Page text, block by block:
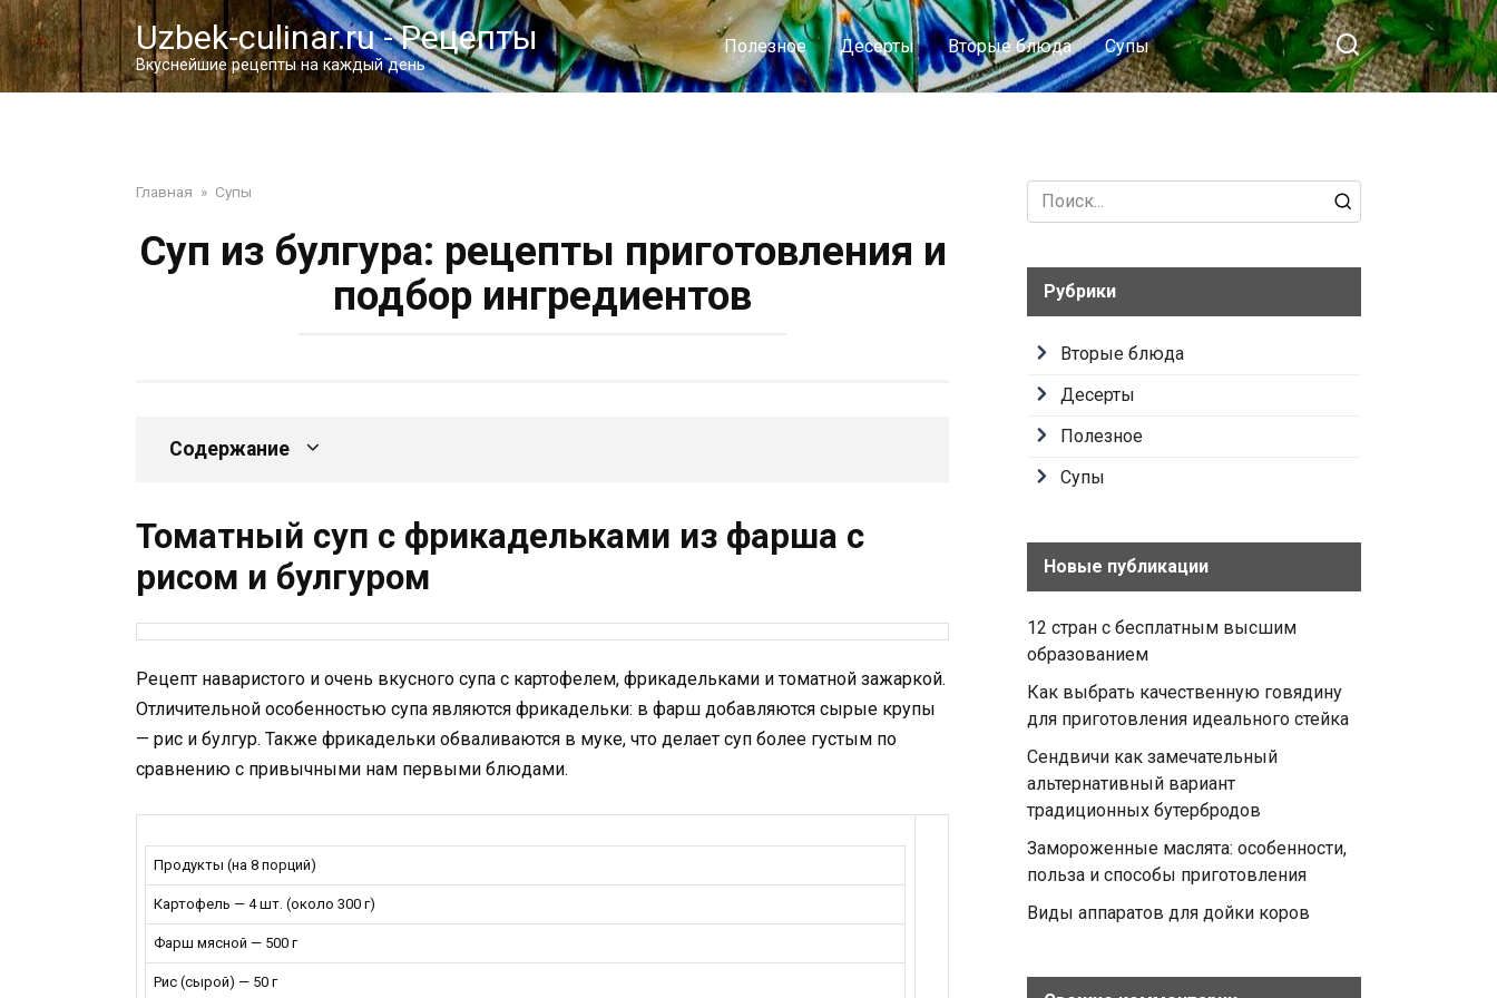
Перейти
к
контенту
Uzbek-culinar.ru - Рецепты
Вкуснейшие рецепты на каждый день
Полезное Десерты Вторые блюда Супы
Главная » Супы
Суп из булгура: рецепты приготовления и
подбор ингредиентов
Содержание
Томатный суп с фрикадельками из фарша с
рисом и булгуром
Рецепт наваристого и очень вкусного супа с картофелем, фрикадельками и томатной зажаркой.
Отличительной особенностью супа являются фрикадельки: в фарш добавляются сырые крупы
— рис и булгур. Также фрикадельки обваливаются в муке, что делает суп более густым по
сравнению с привычными нам первыми блюдами.
Продукты (на 8 порций)
Картофель — 4 шт. (около 300 г)
Фарш мясной — 500 г
Рис (сырой) — 50 г
Search
for:
Рубрики
Вторые блюда
Десерты
Полезное
Супы
Новые публикации
12 стран с бесплатным высшим
образованием
Как выбрать качественную говядину
для приготовления идеального стейка
Сендвичи как замечательный
альтернативный вариант
традиционных бутербродов
Замороженные маслята: особенности,
польза и способы приготовления
Виды аппаратов для дойки коров